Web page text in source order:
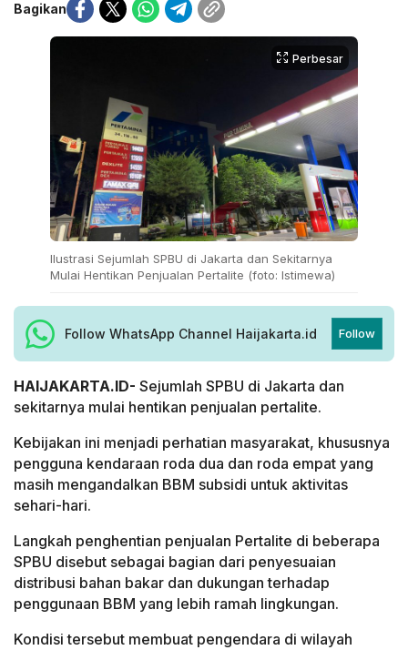
Bagikan
Perbesar
Ilustrasi Sejumlah SPBU di Jakarta dan Sekitarnya
Mulai Hentikan Penjualan Pertalite (foto: Istimewa)
Follow WhatsApp Channel Haijakarta.id Follow
HAIJAKARTA.ID- Sejumlah SPBU di Jakarta dan
sekitarnya mulai hentikan penjualan pertalite.
Kebijakan ini menjadi perhatian masyarakat, khususnya
pengguna kendaraan roda dua dan roda empat yang
masih mengandalkan BBM subsidi untuk aktivitas
sehari-hari.
Langkah penghentian penjualan Pertalite di beberapa
SPBU disebut sebagai bagian dari penyesuaian
distribusi bahan bakar dan dukungan terhadap
penggunaan BBM yang lebih ramah lingkungan.
Kondisi tersebut membuat pengendara di wilayah